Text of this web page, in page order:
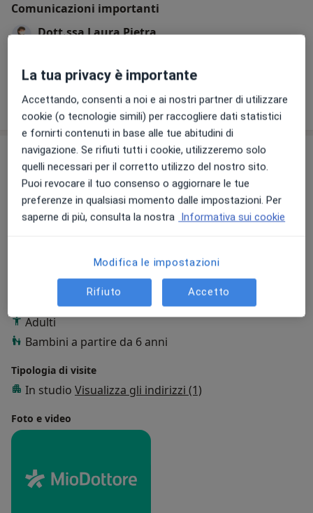
Comunicazioni importanti
Dott.ssa Laura Pietra
Si riceve solo per appuntamento
30/06/2023
Esperienze
MMG
Aree di competenza principali:
Medicina generale
Presso questo indirizzo visito
Adulti
Bambini a partire da 6 anni
Tipologia di visite
In studio Visualizza gli indirizzi (1)
Foto e video
La tua privacy è importante
Accettando, consenti a noi e ai nostri partner di utilizzare
cookie (o tecnologie simili) per raccogliere dati statistici
e fornirti contenuti in base alle tue abitudini di
navigazione. Se rifiuti tutti i cookie, utilizzeremo solo
quelli necessari per il corretto utilizzo del nostro sito.
Puoi revocare il tuo consenso o aggiornare le tue
preferenze in qualsiasi momento dalle impostazioni. Per
saperne di più, consulta la nostra Informativa sui cookie
Modifica le impostazioni
Rifiuto Accetto